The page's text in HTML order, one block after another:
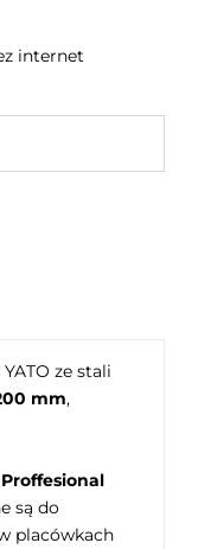
ze stali
mm,
Proffesional
są do
placówkach